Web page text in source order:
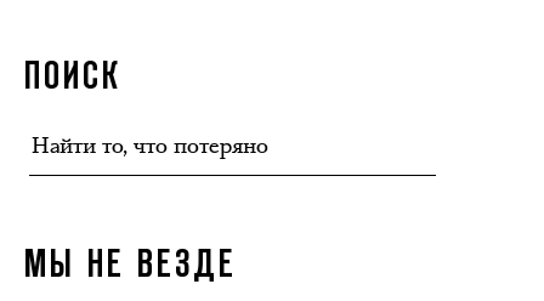
ПОИСК
МЫ НЕ ВЕЗДЕ